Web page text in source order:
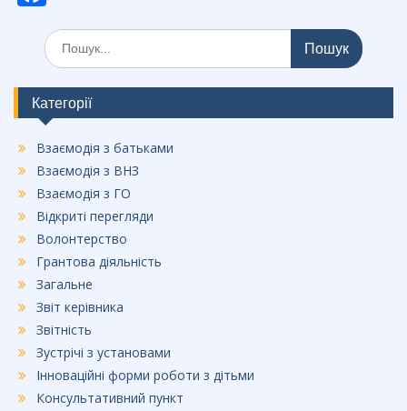
ac
e
b
o
o
k
Шукати:
Категорії
Взаємодія з батьками
Взаємодія з ВНЗ
Взаємодія з ГО
Відкриті перегляди
Волонтерство
Грантова діяльність
Загальне
Звіт керівника
Звітність
Зустрічі з установами
Інноваційні форми роботи з дітьми
Консультативний пункт